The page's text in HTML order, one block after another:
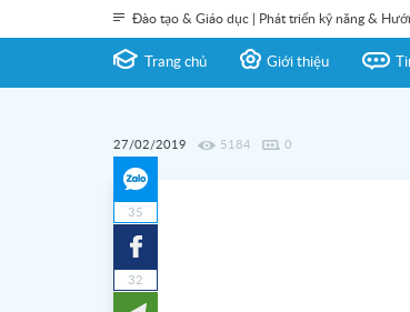
Đào tạo & Giáo dục | Phát triển kỹ năng &
Trang chủ Giới thiệu
27/02/2019 5184 0
35
32